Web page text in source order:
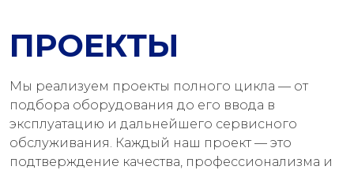
ПРОЕКТЫ
Мы реализуем проекты полного цикла — от
подбора оборудования до его ввода в
эксплуатацию и дальнейшего сервисного
обслуживания. Каждый наш проект — это
подтверждение качества, профессионализма и